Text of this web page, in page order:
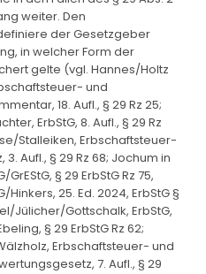
weiter. Den
der Gesetzgeber
in welcher Form der
gelte (vgl. Hannes/Holtz
und
18. Aufl., § 29 Rz 25;
ErbStG, 8. Aufl., § 29 Rz
Stalleiken, Erbschaftsteuer-
Aufl., § 29 Rz 68; Jochum in
§ 29 ErbStG Rz 75,
Hinkers, 25. Ed. 2024, ErbStG §
Jülicher/Gottschalk, ErbStG,
§ 29 ErbStG Rz 62;
Erbschaftsteuer- und
7. Aufl., § 29